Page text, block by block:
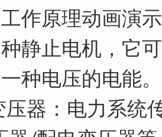
作原理动画演
静止电机，它
种电压的电能
压器：电力系统